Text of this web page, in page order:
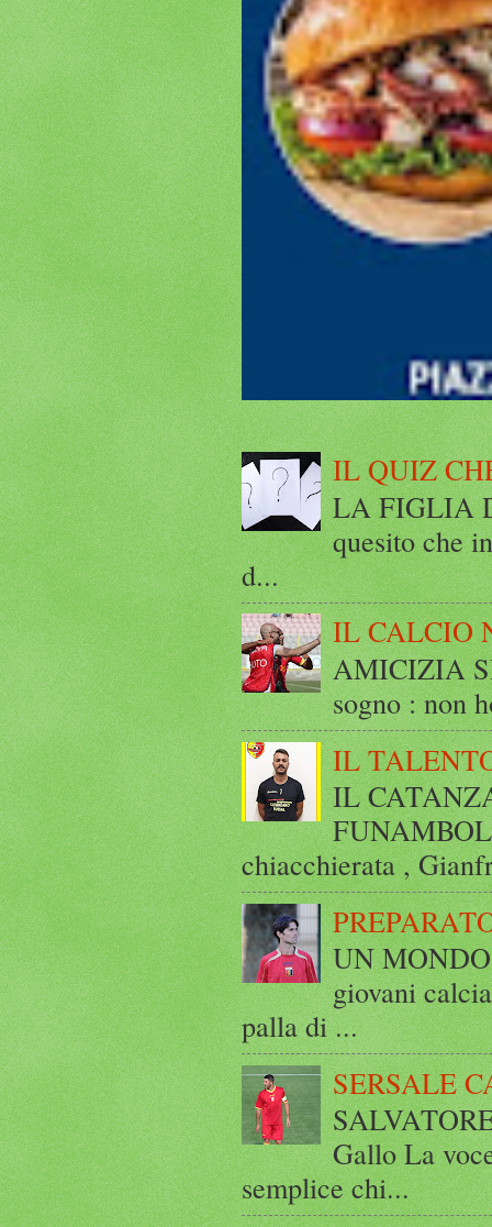
IL QUIZ
LA FIGLIA
quesito che
d...
IL CALCIO
AMICIZIA
sogno : non
IL
IL
chiacchierata ,
UN
giovani
palla di ...
SERSALE
Gallo La
semplice chi...